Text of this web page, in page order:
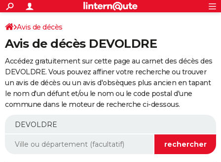
ACTUALITÉS
Politique
Société
Faits Divers
Education
Monde
Villes
+
SPORT
Coupe du monde 2026
Football
Tennis
Cyclisme
Rugby
Forum
Programme TV
TNT
Streaming
Cinéma
Sorties cinéma
Musique
+
FINANCE
Impôts
Immobilier
Risques naturels par ville
Banque
Assurance
Crédit
AUTO
Essais
Réserver un essai
Citadines
Berlines
SUV
Forum auto
+
Mobiles
Meilleur smartphone
Internet
Ordinateurs
Jeux vidéo
Guide high-tech
Aménagement intérieur
Avis de décès
Avis de décès DEVOLDRE
Accédez gratuitement sur cette page au carnet des décès des
DEVOLDRE. Vous pouvez affiner votre recherche ou trouver
un avis de décès ou un avis d'obsèques plus ancien en tapant
le nom d'un défunt et/ou le nom ou le code postal d'une
commune dans le moteur de recherche ci-dessous.